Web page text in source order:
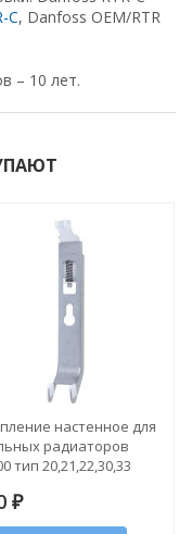
C, Danfoss OEM/RTR
– 10 лет.
настенное для
радиаторов
тип 20,21,22,30,33
₽